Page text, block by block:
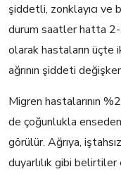
şiddetli, zonklayıcı ve
durum saatler hatta
olarak hastaların üçte
ağrının şiddeti
Migren hastalarının
de çoğunlukla
görülür. Ağrıya,
duyarlılık gibi